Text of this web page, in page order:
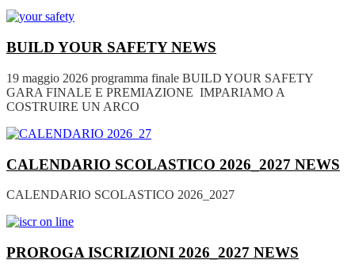
BUILD YOUR SAFETYNEWS
19 maggio 2026 programma finale BUILD YOUR SAFETY
GARA FINALE E PREMIAZIONE IMPARIAMO A
COSTRUIRE UN ARCO
CALENDARIO SCOLASTICO 2026_2027 NEWS
CALENDARIO SCOLASTICO 2026_2027
PROROGA ISCRIZIONI 2026_2027 NEWS